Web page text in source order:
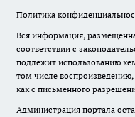
Политика
Вся информация,
соответствии с
подлежит использованию
том числе
как с письменного
Администрация портала